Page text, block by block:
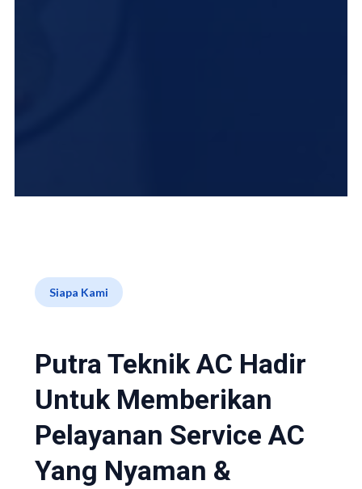
Siapa Kami
Putra Teknik AC Hadir
Untuk Memberikan
Pelayanan Service AC
Yang Nyaman &